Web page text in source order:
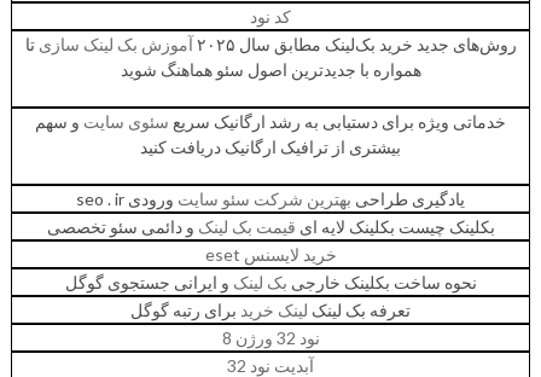
کد نود
روش‌های جدید خرید بک‌لینک مطابق سال ۲۰۲۵
آموزش بک لینک سازی تا
همواره با جدیدترین اصول سئو هماهنگ شوید
خدماتی ویژه برای دستیابی به رشد ارگانیک سریع سئوی سایت و سهم
بیشتری از ترافیک ارگانیک دریافت کنید
یادگیری طراحی بهترین شرکت سئو سایت ورودی seo . ir
بکلینک چیست بکلینک لایه ای قیمت بک لینک و دائمی سئو تخصصی
خرید لایسنس eset
نحوه ساخت بکلینک خارجی بک لینک و ایرانی جستجوی گوگل
تعرفه بک لینک لینک خرید برای رتبه گوگل
نود 32 ورژن 8
آبدیت نود 32